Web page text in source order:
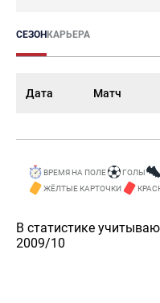
СЕЗОНКАРЬЕРА
Дата Матч
ВРЕМЯ НА ПОЛЕ ГОЛЫ
ЖЁЛТЫЕ КАРТОЧКИ
В статистике
2009/10